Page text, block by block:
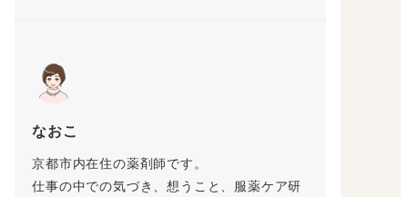
なおこ
京都市内在住の薬剤師です。
仕事の中での気づき、想うこと、服薬ケア研